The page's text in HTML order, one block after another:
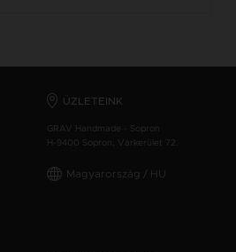
ÜZLETEINK
GRAV Handmade - Sopron
H-9400 Sopron, Várkerület 72.
Magyarország / HU